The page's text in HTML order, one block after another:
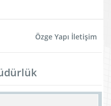
Özge Yapı İletişim